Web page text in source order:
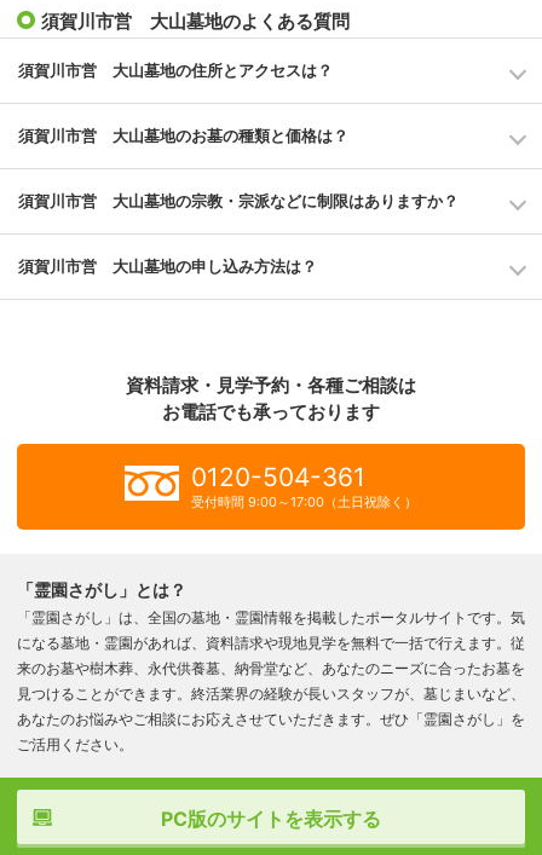
須賀川市営 大山墓地のよくある質問
須賀川市営 大山墓地の住所とアクセスは？
須賀川市営 大山墓地のお墓の種類と価格は？
須賀川市営 大山墓地の宗教・宗派などに制限はありますか？
須賀川市営 大山墓地の申し込み方法は？
資料請求・見学予約・各種ご相談は
お電話でも承っております
0120-504-361
受付時間 9:00～17:00（土日祝除く）
「霊園さがし」とは？
「霊園さがし」は、全国の墓地・霊園情報を掲載したポータルサイトです。気
になる墓地・霊園があれば、資料請求や現地見学を無料で一括で行えます。従
来のお墓や樹木葬、永代供養墓、納骨堂など、あなたのニーズに合ったお墓を
見つけることができます。終活業界の経験が長いスタッフが、墓じまいなど、
あなたのお悩みやご相談にお応えさせていただきます。ぜひ「霊園さがし」を
ご活用ください。
PC版のサイトを表示する